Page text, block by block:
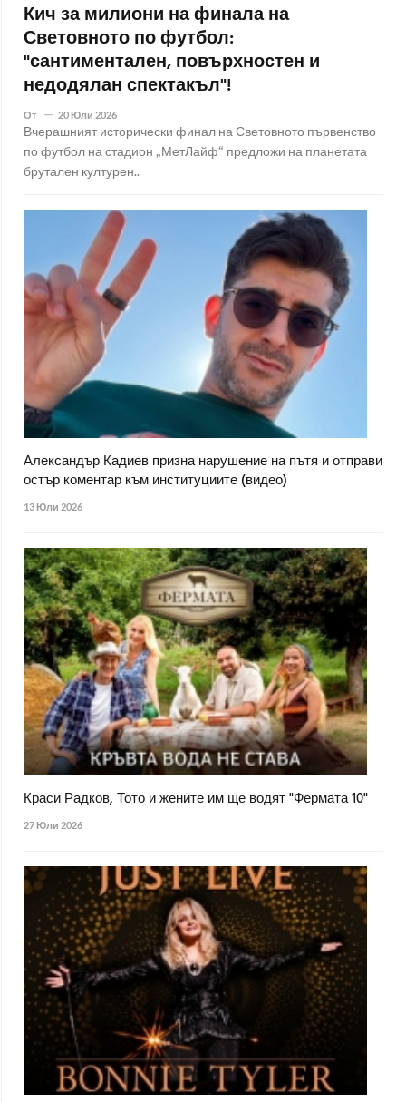
Кич за милиони на финала на
Световното по футбол:
"сантиментален, повърхностен и
недодялан спектакъл"!
От 20 Юли 2026
Вчерашният исторически финал на Световното първенство
по футбол на стадион „МетЛайф“ предложи на планетата
брутален културен..
Александър Кадиев призна нарушение на пътя и отправи
остър коментар към институциите (видео)
13 Юли 2026
Краси Радков, Тото и жените им ще водят "Фермата 10"
27 Юли 2026